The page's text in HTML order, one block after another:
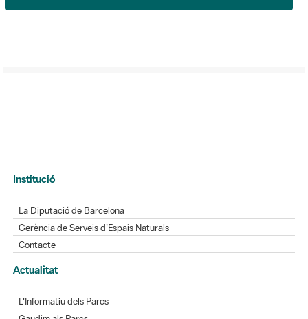
Gerència de Serveis d'Espais Naturals
Actualitat
L'Informatiu dels Parcs
Gaudim als Parcs